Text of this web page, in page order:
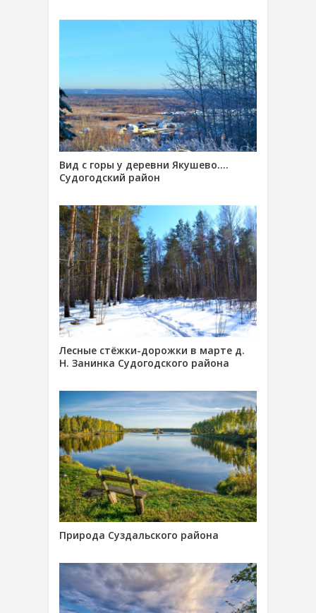
Вид с горы у деревни Якушево….
Судогодский район
Лесные стёжки-дорожки в марте д.
Н. Занинка Судогодского района
Природа Суздальского района